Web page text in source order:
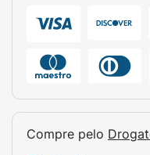
Compre pelo